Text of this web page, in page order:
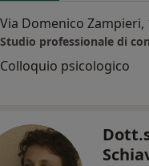
Colloquio psicologico